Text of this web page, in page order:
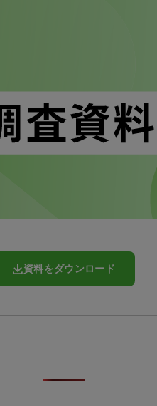
資料をダウンロード